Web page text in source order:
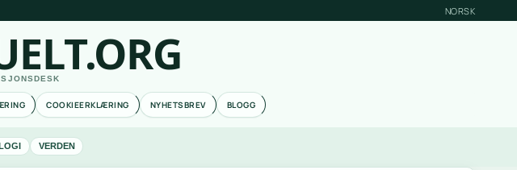
NORSK
COOKIEERKLÆRING NYHETSBREV BLOGG
VERDEN